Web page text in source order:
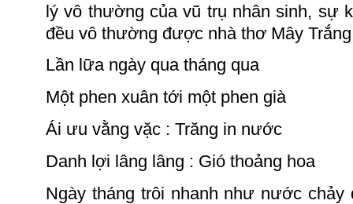
lý vô thường của vũ trụ nhân sinh, sự
đều vô thường được nhà thơ Mây
Lần lữa ngày qua tháng qua
Một phen xuân tới một phen già
Ái ưu vằng vặc : Trăng in nước
Danh lợi lâng lâng : Gió thoảng hoa
Ngày tháng trôi nhanh như nước chảy